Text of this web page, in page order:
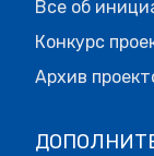
Все об
Конкурс
Архив